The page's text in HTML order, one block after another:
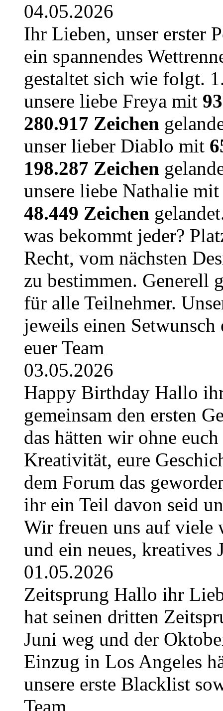
04.05.2026
Ihr Lieben, unser erster
ein spannendes
gestaltet sich wie folgt.
unsere liebe Freya mit
280.917 Zeichen
unser lieber Diablo mit
198.287 Zeichen
unsere liebe Nathalie
48.449 Zeichen
was bekommt jeder?
Recht, vom nächsten
zu bestimmen. Generell
für alle Teilnehmer.
jeweils einen
euer Team
03.05.2026
Happy Birthday Hallo
gemeinsam den ersten
das hätten wir ohne
Kreativität, eure
dem Forum das
ihr ein Teil davon seid
Wir freuen uns auf viele
und ein neues, kreatives
01.05.2026
Zeitsprung Hallo ihr
hat seinen dritten
Juni weg und der
Einzug in Los Angeles
unsere erste Blacklist
Team